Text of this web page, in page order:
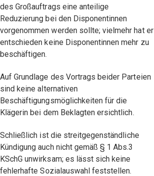
des Großauftrags eine anteilige
Reduzierung bei den Disponentinnen
vorgenommen werden sollte; vielmehr hat er
entschieden keine Disponentinnen mehr zu
beschäftigen.
Auf Grundlage des Vortrags beider Parteien
sind keine alternativen
Beschäftigungsmöglichkeiten für die
Klägerin bei dem Beklagten ersichtlich.
Schließlich ist die streitgegenständliche
Kündigung auch nicht gemäß § 1 Abs.3
KSchG unwirksam; es lässt sich keine
fehlerhafte Sozialauswahl feststellen.